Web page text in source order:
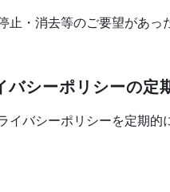
止・消去等のご要望があ
シーポリシーの定
バシーポリシーを定期